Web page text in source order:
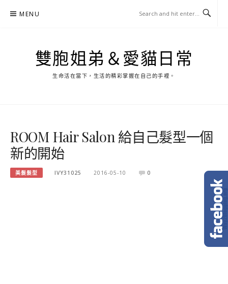
MENU
雙胞姐弟＆愛貓日常
生命活在當下，生活的精彩掌握在自己的手裡。
ROOM Hair Salon 給自己髮型一個
新的開始
美髮髮型 IVY31025 2016-05-10 0